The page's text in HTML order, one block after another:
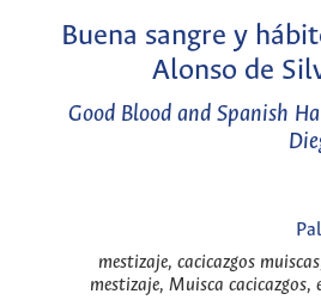
Buena sangre y
Alonso de
Good Blood and Spanish
mestizaje, cacicazgos
mestizaje, Muisca